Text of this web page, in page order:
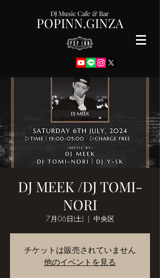
POPINN.GINZA
DJ Music Cafe & Bar
DJ MEEK /DJ TOMI-
NORI
7月06日(土)
  |
中央区
チケットは販売されていません
他のイベントを見る